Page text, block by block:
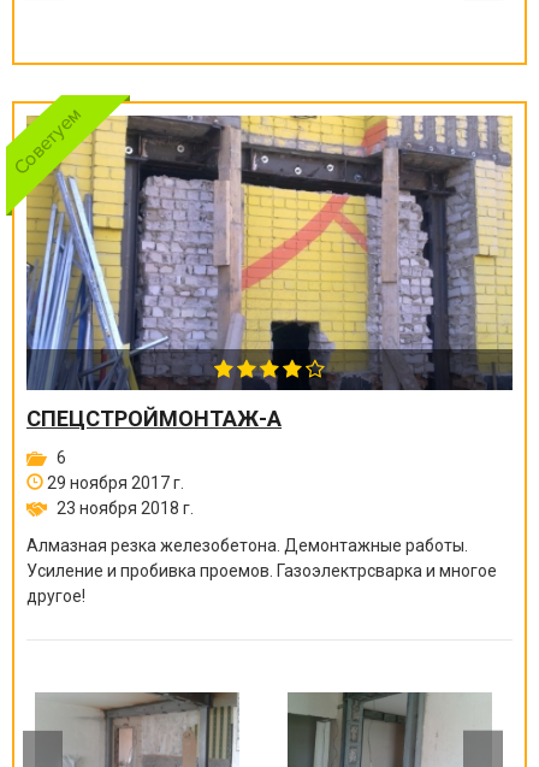
СПЕЦСТРОЙМОНТАЖ-А
6
29 ноября 2017 г.
23 ноября 2018 г.
Алмазная резка железобетона. Демонтажные работы.
Усиление и пробивка проемов. Газоэлектрсварка и многое
другое!